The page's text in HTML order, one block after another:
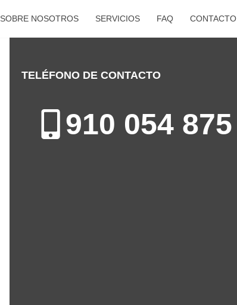
SOBRE NOSOTROS SERVICIOS FAQ CONTACTO
TELÉFONO DE CONTACTO
910 054 875